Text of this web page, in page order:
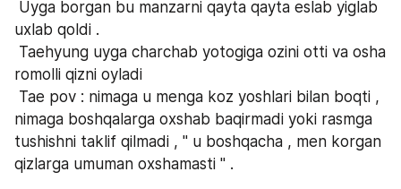
uxlab qoldi .
romolli qizni oyladi
nimaga boshqalarga oxshab baqirmadi yoki rasmga
tushishni taklif qilmadi , " u boshqacha , men korgan
qizlarga umuman oxshamasti " .